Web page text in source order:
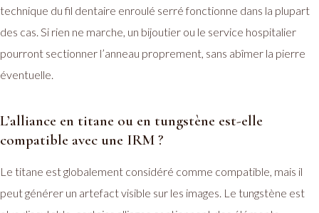
technique du fil dentaire enroulé serré fonctionne dans la plupart
des cas. Si rien ne marche, un bijoutier ou le service hospitalier
pourront sectionner l’anneau proprement, sans abîmer la pierre
éventuelle.
L’alliance en titane ou en tungstène est-elle
compatible avec une IRM ?
Le titane est globalement considéré comme compatible, mais il
peut générer un artefact visible sur les images. Le tungstène est